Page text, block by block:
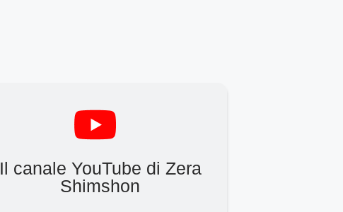
Il canale YouTube di Zera
Shimshon